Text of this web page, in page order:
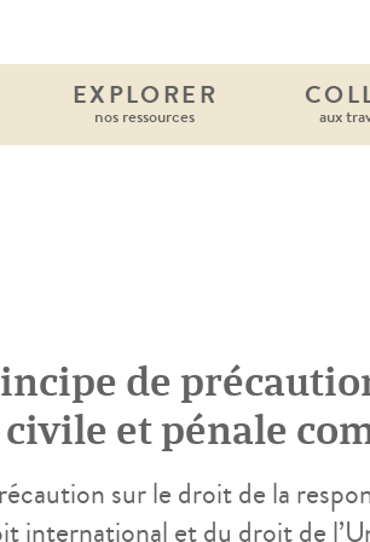
EXPLORER
nos ressources aux
de
et pénale
sur le droit de la
international et du droit de